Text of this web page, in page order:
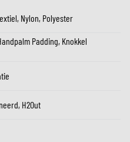
Nylon, Polyester
Padding, Knokkel
H2Out